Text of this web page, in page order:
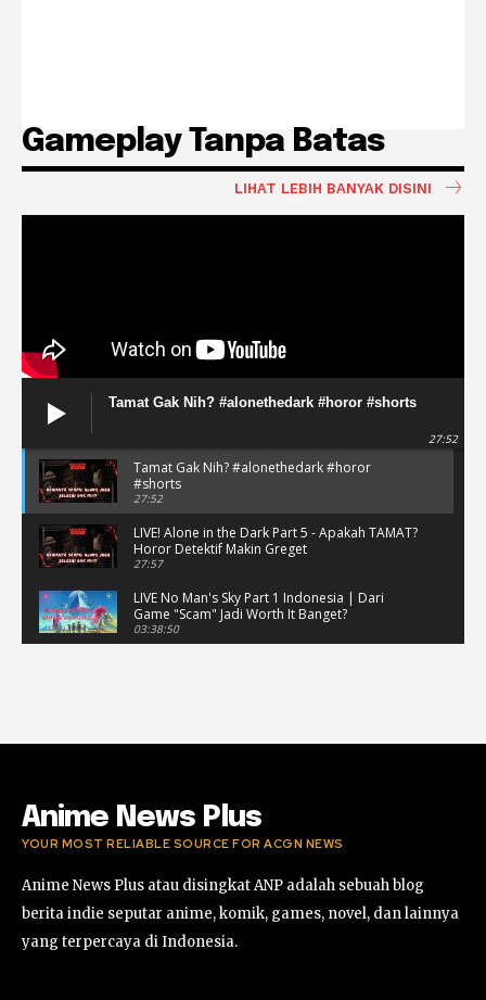
Gameplay Tanpa Batas
LIHAT LEBIH BANYAK DISINI
Tamat Gak Nih? #alonethedark #horor #shorts
27:52
Tamat Gak Nih? #alonethedark #horor
#shorts
27:52
LIVE! Alone in the Dark Part 5 - Apakah TAMAT?
Horor Detektif Makin Greget
27:57
LIVE No Man's Sky Part 1 Indonesia | Dari
Game "Scam" Jadi Worth It Banget?
03:38:50
#gaming #horor
Anime News Plus
YOUR MOST RELIABLE SOURCE FOR ACGN NEWS
Anime News Plus atau disingkat ANP adalah sebuah blog
berita indie seputar anime, komik, games, novel, dan lainnya
yang terpercaya di Indonesia.